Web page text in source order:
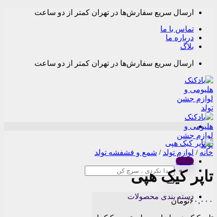
Skip
content
ارسال سریع سفارش‌ها در تهران کمتر از دو ساعت
تماس با ما
درباره ما
بلاگ
ارسال سریع سفارش‌ها در تهران کمتر از دو ساعت
Menu
جستجو
برای:
دسته بندی محصولات
خانه / لوازم تولد / شمع و فشفشه تولد
تاپر کیک هپی
۶۰,۰۰۰تومان